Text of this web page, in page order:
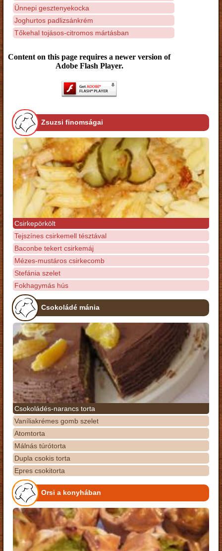
Ünnepi gesztenyekocka
Joghurtos padlizsánkrém
Tőkehal tojásos-citromos mártásban
Content on this page requires a newer version of
Adobe Flash Player.
Zsuzsi finomságai
Csirkepörkölt
Tejszínes csirkemell tésztával
Baconbe tekert csirkemáj
Mézes-mustáros csirkecomb
Stefánia szelet
Fokhagymás hús
Csokoládé mánia
Csokoládés-narancs torta
Vaníliakrémes gomb szelet
Atomtorta
Málnás túrótorta
Dupla csokis torta
Epres csokitorta
Orsi a konyhában